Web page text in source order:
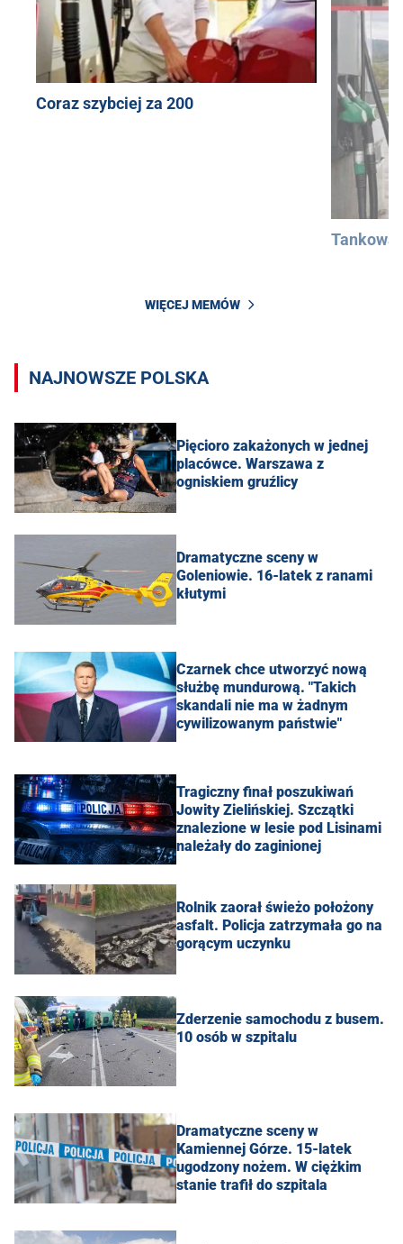
Coraz szybciej za 200
WIĘCEJ MEMÓW
NAJNOWSZE POLSKA
Pięcioro zakażonych w jednej
placówce. Warszawa z
ogniskiem gruźlicy
Dramatyczne sceny w
Goleniowie. 16-latek z ranami
kłutymi
Czarnek chce utworzyć nową
służbę mundurową. "Takich
skandali nie ma w żadnym
cywilizowanym państwie"
Tragiczny finał poszukiwań
Jowity Zielińskiej. Szczątki
znalezione w lesie pod Lisinami
należały do zaginionej
Rolnik zaorał świeżo położony
asfalt. Policja zatrzymała go na
gorącym uczynku
Zderzenie samochodu z busem.
10 osób w szpitalu
Dramatyczne sceny w
Kamiennej Górze. 15-latek
ugodzony nożem. W ciężkim
stanie trafił do szpitala